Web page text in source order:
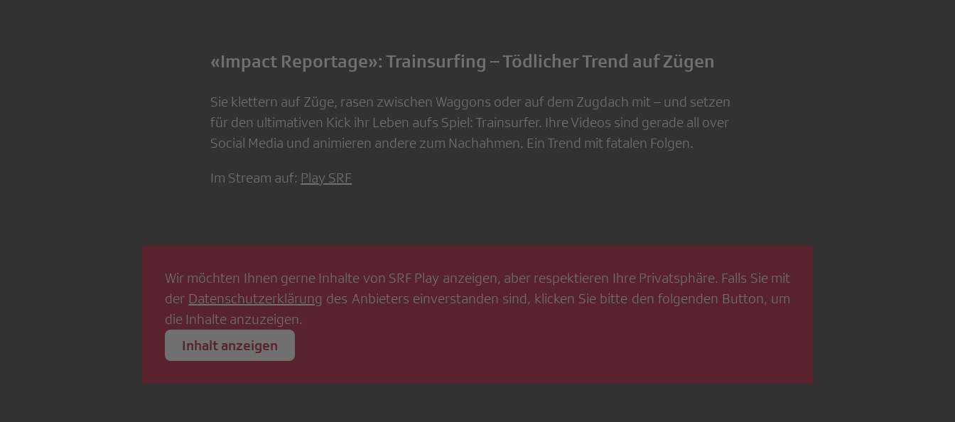
«Impact Reportage»: Trainsurfing – Tödlicher Trend auf Zügen
Sie klettern auf Züge, rasen zwischen Waggons oder auf dem Zugdach mit – und setzen
für den ultimativen Kick ihr Leben aufs Spiel: Trainsurfer. Ihre Videos sind gerade all over
Social Media und animieren andere zum Nachahmen. Ein Trend mit fatalen Folgen.
Im Stream auf: Play SRF
Wir möchten Ihnen gerne Inhalte von SRF Play anzeigen, aber respektieren Ihre Privatsphäre. Falls Sie mit
der Datenschutzerklärung des Anbieters einverstanden sind, klicken Sie bitte den folgenden Button, um
die Inhalte anzuzeigen.
Inhalt anzeigen